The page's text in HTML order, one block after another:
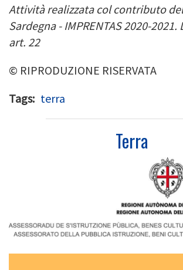
Attività realizzata colcontributo
Sardegna - IMPRENTAS 2020-2021.
art. 22
© RIPRODUZIONE RISERVATA
Tags terra
Terra